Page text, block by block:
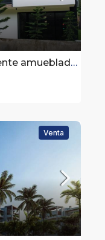
de restaurante Alta Vista
Venta